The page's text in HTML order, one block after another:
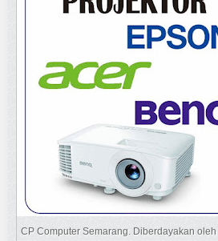
CP Computer Semarang. Diberdayakan oleh